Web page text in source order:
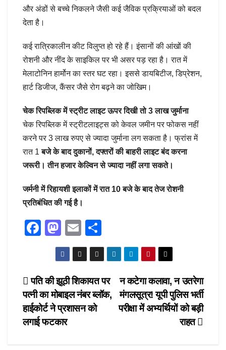
और अंडों से बच्चे निकलने जैसी कई जैविक प्रक्रियाओं को बदल
देता है।
कई रात्रिकालीन कीट विलुप्त हो रहे हैं। इंसानों की आंखों की
रोशनी और नींद के साइकिल पर भी असर पड़ रहा है। रात में
मेलाटोनिन हार्मोन का स्तर घट रहा। इससे डायबिटीज, डिप्रेशन,
हार्ट डिजीज, कैंसर जैसे रोग बढ़ने का जोखिम।
चेक रिपब्लिक में स्ट्रीट लाइट ऊपर दिखी तो 3 लाख जुर्माना
चेक रिपब्लिक में स्ट्रीटलाइट्स को केवल जमीन पर फोकस नहीं
करने पर 3 लाख रुपए से ज्यादा जुर्माना लग सकता है। फ्रांस में
रात 1बजे के बाद दुकानों, दफ्तरों की बाहरी लाइट बंद करना
जरूरी। तीन हजार केल्विन से ज्यादा नहीं लगा सकते।
जर्मनी में रिहायशी इलाकों में रात 10 बजे के बाद तेज रोशनी
प्रतिबंधित की गई है।
F
e
b
o
o
M
a
st
o
d
o
n
E
m
ail
h
ar
e
Post
navigation
न कटेगा कलावा, न उतरेगा
मंगलसूत्र! यूपी पुलिस भर्ती
परीक्षा में अभ्यर्थियों को बड़ी
राहत
पति की झूठी शिकायत पर
पत्नी का मोबाइल नंबर ब्लॉक,
हाईकोर्ट ने प्रशासन को
लगाई फटकार